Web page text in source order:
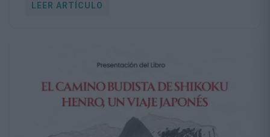
LEER ARTÍCULO